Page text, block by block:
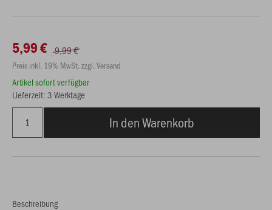
5,99 € 9,99 €
Preis inkl. 19% MwSt. zzgl. Versand
Artikel sofort verfügbar
Lieferzeit: 3 Werktage
In den Warenkorb
Beschreibung